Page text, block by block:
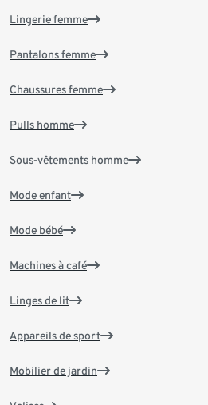
Lingerie femme
Pantalons femme
Chaussures femme
Pulls homme
Sous-vêtements homme
Mode enfant
Mode bébé
Machines à café
Linges de lit
Appareils de sport
Mobilier de jardin